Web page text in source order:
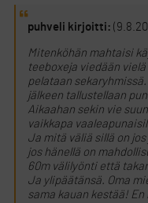
puhveli kirjoitti:
Mitenköhän mahtaisi
teeboxeja viedään
pelataan
jälkeen tallustellaan
Aikaahan sekin vie
vaikkapa
Ja mitä väliä sillä on
jos hänellä on
60m välilyönti että
Ja ylipäätänsä. Oma
sama kauan kestää!